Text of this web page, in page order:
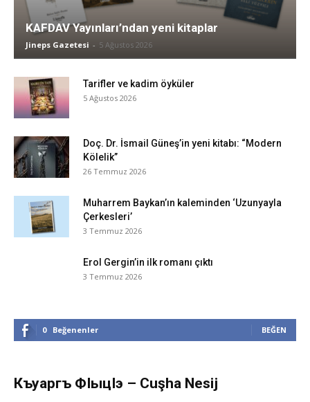
KAFDAV Yayınları’ndan yeni kitaplar
Jineps Gazetesi - 5 Ağustos 2026
Tarifler ve kadim öyküler
5 Ağustos 2026
Doç. Dr. İsmail Güneş’in yeni kitabı: “Modern
Kölelik”
26 Temmuz 2026
Muharrem Baykan’ın kaleminden ‘Uzunyayla
Çerkesleri’
3 Temmuz 2026
Erol Gergin’in ilk romanı çıktı
3 Temmuz 2026
0 Beğenenler BEĞEN
Къуаргъ ФIыцIэ – Cuşha Nesij
Çuşha Nesij Aydemir - 1 Haziran 2022